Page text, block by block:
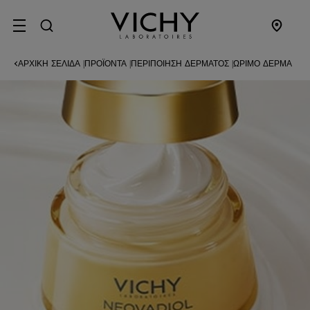
SITE MENU
ΑΡΧΙΚΉ ΣΕΛΊΔΑ ΠΡΟΪΌΝΤΑ ΠΕΡΙΠΟΊΗΣΗ ΔΈΡΜΑΤΟΣ ΏΡΙΜΟ ΔΈΡΜΑ